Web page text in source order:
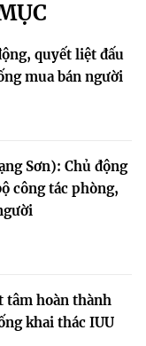
quyết liệt đấu
mua bán người
Sơn): Chủ động
công tác phòng,
tâm hoàn thành
khai thác IUU